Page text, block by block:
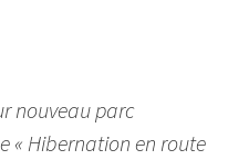
nouveau parc
« Hibernation en route